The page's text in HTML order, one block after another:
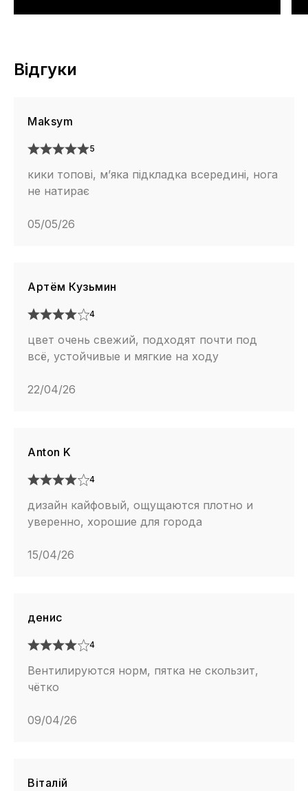
Відгуки
Maksym
5
кики топові, м’яка підкладка всередині, нога
не натирає
05/05/26
Артём Кузьмин
4
цвет очень свежий, подходят почти под
всё, устойчивые и мягкие на ходу
22/04/26
Anton K
4
дизайн кайфовый, ощущаются плотно и
уверенно, хорошие для города
15/04/26
денис
4
Вентилируются норм, пятка не скользит,
чётко
09/04/26
Віталій